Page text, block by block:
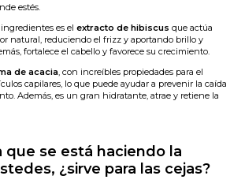
estés.
es el extracto de hibiscus que actúa
natural, reduciendo el frizz y aportando brillo y
fortalece el cabello y favorece su crecimiento.
de acacia , con increíbles propiedades para el
capilares, lo que puede ayudar a prevenir la caída
Además, es un gran hidratante, atrae y retiene la
que se está haciendo la
¿sirve para las cejas?